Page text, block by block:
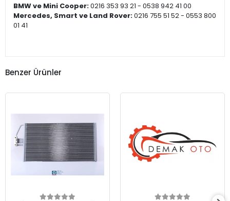
BMW ve Mini Cooper:0216 353 93 21 - 0538 942 41 00
Mercedes, Smart ve Land Rover:0216 755 51 52 - 0553 800
01 41
Benzer Ürünler